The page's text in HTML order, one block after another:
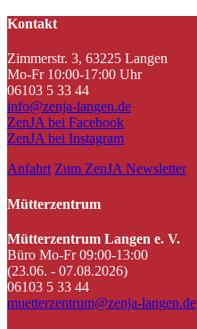
Kontakt
Zimmerstr. 3, 63225 Langen
Mo-Fr 10:00-17:00 Uhr
06103 5 33 44
info@zenja-langen.de
ZenJA bei Facebook
ZenJA bei Instagram
Anfahrt Zum ZenJA Newsletter
Mütterzentrum
Mütterzentrum Langen e. V.
Büro Mo-Fr 09:00-13:00
(23.06. - 07.08.2026)
06103 5 33 44
muetterzentrum@zenja-langen.de